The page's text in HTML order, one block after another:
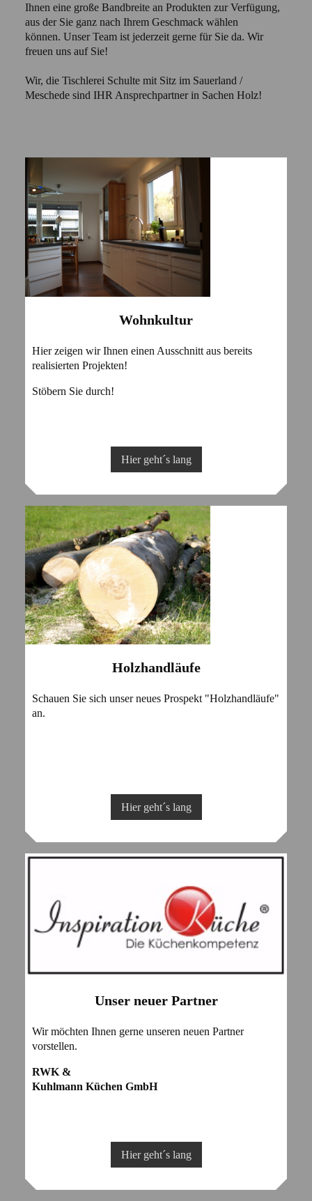
Ihnen eine große Bandbreite an Produkten zur Verfügung,
aus der Sie ganz nach Ihrem Geschmack wählen
können. Unser Team ist jederzeit gerne für Sie da. Wir
freuen uns auf Sie!
Wir, die Tischlerei Schulte mit Sitz im Sauerland /
Meschede sind IHR Ansprechpartner in Sachen Holz!
Wohnkultur
Hier zeigen wir Ihnen einen Ausschnitt aus bereits
realisierten Projekten!
Stöbern Sie durch!
Hier geht´s lang
Holzhandläufe
Schauen Sie sich unser neues Prospekt "Holzhandläufe"
an.
Hier geht´s lang
Unser neuer Partner
Wir möchten Ihnen gerne unseren neuen Partner
vorstellen.
RWK &
Kuhlmann Küchen GmbH
Hier geht´s lang